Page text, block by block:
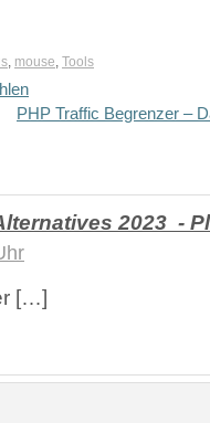
, mouse, Tools
PHP Traffic Begrenzer –
2023 -
[…]